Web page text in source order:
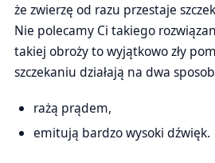
że zwierzę od razu przestaje
Nie polecamy Ci takiego
takiej obroży to wyjątkowo zły
szczekaniu działają na dwa
rażą prądem,
emitują bardzo wysoki dźwięk.